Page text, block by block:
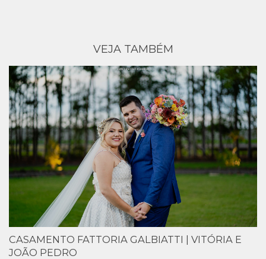
VEJA TAMBÉM
CASAMENTO FATTORIA GALBIATTI | VITÓRIA E
JOÃO PEDRO